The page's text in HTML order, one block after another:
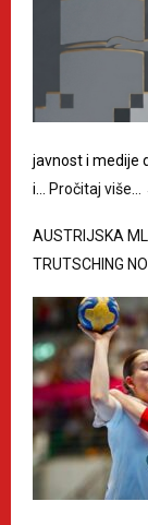
javnost i medije
i…
Pročitaj više…
AUSTRIJSKA
TRUTSCHING